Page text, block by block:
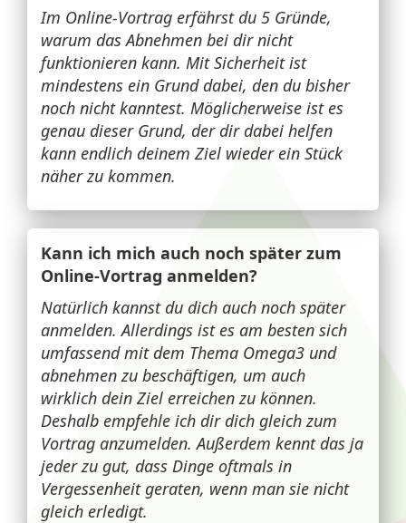
Im Online-Vortrag erfährst du 5 Gründe,
warum das Abnehmen bei dir nicht
funktionieren kann. Mit Sicherheit ist
mindestens ein Grund dabei, den du bisher
noch nicht kanntest. Möglicherweise ist es
genau dieser Grund, der dir dabei helfen
kann endlich deinem Ziel wieder ein Stück
näher zu kommen.
Kann ich mich auch noch später zum
Online-Vortrag anmelden?
Natürlich kannst du dich auch noch später
anmelden. Allerdings ist es am besten sich
umfassend mit dem Thema Omega3 und
abnehmen zu beschäftigen, um auch
wirklich dein Ziel erreichen zu können.
Deshalb empfehle ich dir dich gleich zum
Vortrag anzumelden. Außerdem kennt das ja
jeder zu gut, dass Dinge oftmals in
Vergessenheit geraten, wenn man sie nicht
gleich erledigt.